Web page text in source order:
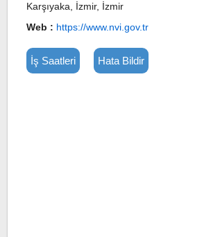
Karşıyaka, İzmir, İzmir
Web : https://www.nvi.gov.tr
İş Saatleri Hata Bildir